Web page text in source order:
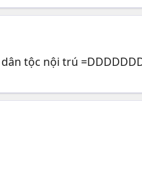
tộc nội trú